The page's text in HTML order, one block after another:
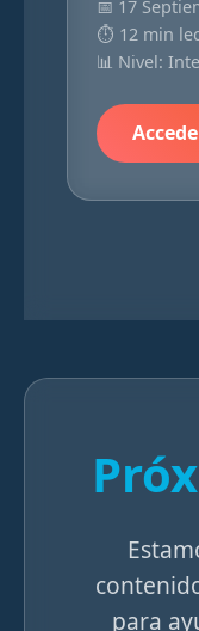
📅 17
⏱️ 12 min
📊 Nivel:
para